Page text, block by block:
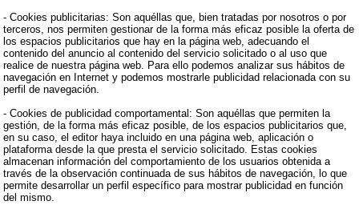
- Cookies publicitarias: Son aquéllas que, bien tratadas por nosotros o por
terceros, nos permiten gestionar de la forma más eficaz posible la oferta de
los espacios publicitarios que hay en la página web, adecuando el
contenido del anuncio al contenido del servicio solicitado o al uso que
realice de nuestra página web. Para ello podemos analizar sus hábitos de
navegación en Internet y podemos mostrarle publicidad relacionada con su
perfil de navegación.
- Cookies de publicidad comportamental: Son aquéllas que permiten la
gestión, de la forma más eficaz posible, de los espacios publicitarios que,
en su caso, el editor haya incluido en una página web, aplicación o
plataforma desde la que presta el servicio solicitado. Estas cookies
almacenan información del comportamiento de los usuarios obtenida a
través de la observación continuada de sus hábitos de navegación, lo que
permite desarrollar un perfil específico para mostrar publicidad en función
del mismo.